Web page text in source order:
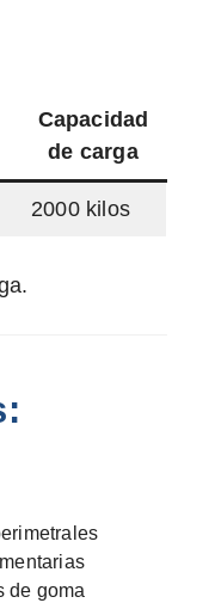
Capacidad
de carga
2000 kilos
de goma